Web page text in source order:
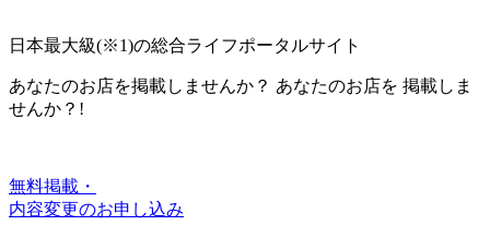
日本最大級(※1)の総合ライフポータルサイト
あなたのお店を掲載しませんか？ あなたのお店を 掲載しま
せんか？!
無料掲載・
内容変更のお申し込み